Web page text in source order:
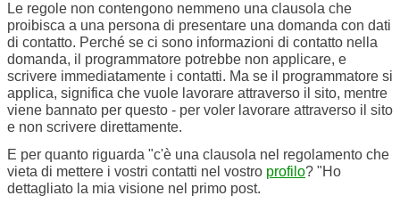
Le regole non contengono nemmeno una clausola che
proibisca a una persona di presentare una domanda con dati
di contatto. Perché se ci sono informazioni di contatto nella
domanda, il programmatore potrebbe non applicare, e
scrivere immediatamente i contatti. Ma se il programmatore si
applica, significa che vuole lavorare attraverso il sito, mentre
viene bannato per questo - per voler lavorare attraverso il sito
e non scrivere direttamente.
E per quanto riguarda "c'è una clausola nel regolamento che
vieta di mettere i vostri contatti nel vostro profilo? "Ho
dettagliato la mia visione nel primo post.